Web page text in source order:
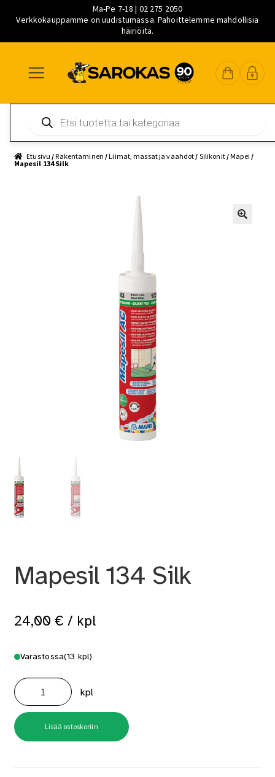
Ma-Pe 7-18 | 02 275 2050
Verkkokauppamme on uudistumassa. Pahoittelemme mahdollisia
häiriöitä.
navigointiin
sisältöön
pääsisältöön
search
Etusivu /Rakentaminen /Liimat, massat ja vaahdot / Silikonit/Mapei /
Mapesil 134 Silk
Mapesil 134 Silk
24,00 € / kpl
Varastossa(13 kpl)
Mapesil
134
Silk
määrä
kpl
Lisää ostoskoriin